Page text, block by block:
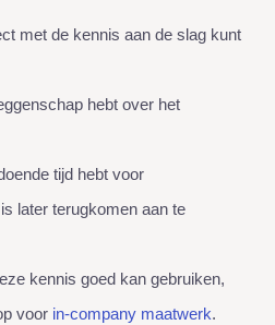
met de kennis aan de slag kunt
hebt over het
tijd hebt voor
later terugkomen aan te
kennis goed kan gebruiken,
voor in-company maatwerk.